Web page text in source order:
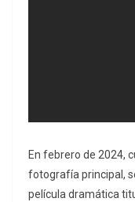
En febrero de 2024,
fotografía principal,
película dramática